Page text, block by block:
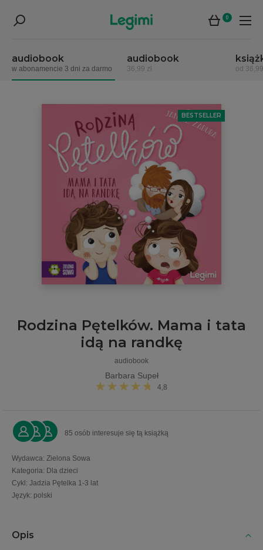
0
audiobook
w abonamencie 3 dni za darmo
audiobook
36,99 zł od
BESTSELLER
Rodzina Pętelków. Mama i tata
idą na randkę
audiobook
Barbara Supeł
4,8
85 osób interesuje się tą książką
Wydawca: Zielona Sowa
Kategoria: Dla dzieci
Cykl: Jadzia Pętelka 1-3 lat
Język: polski
Opis